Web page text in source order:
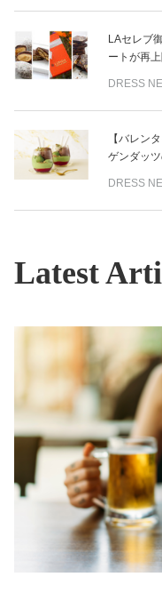
LAセレブ
ートが再
DRESS
【バレン
ゲンダッ
DRESS
Latest